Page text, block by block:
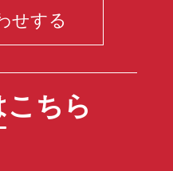
せする
ちら